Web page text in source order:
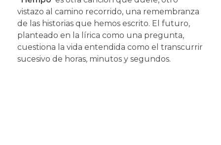
vistazo al camino recorrido, una remembranza
de las historias que hemos escrito. El futuro,
planteado en la lírica como una pregunta,
cuestiona la vida entendida como el transcurrir
sucesivo de horas, minutos y segundos.